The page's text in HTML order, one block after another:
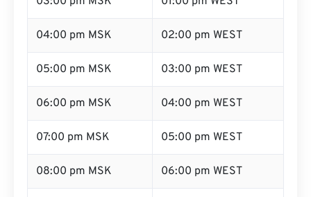
04:00 pm MSK 02:00 pm WEST
05:00 pm MSK 03:00 pm WEST
06:00 pm MSK 04:00 pm WEST
07:00 pm MSK 05:00 pm WEST
08:00 pm MSK 06:00 pm WEST